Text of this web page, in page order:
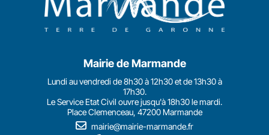
Mairie de Marmande
Lundi au vendredi de 8h30 à 12h30 et de 13h30 à
17h30.
Le Service Etat Civil ouvre jusqu'à 18h30 le mardi.
Place Clemenceau, 47200 Marmande
mairie@mairie-marmande.fr